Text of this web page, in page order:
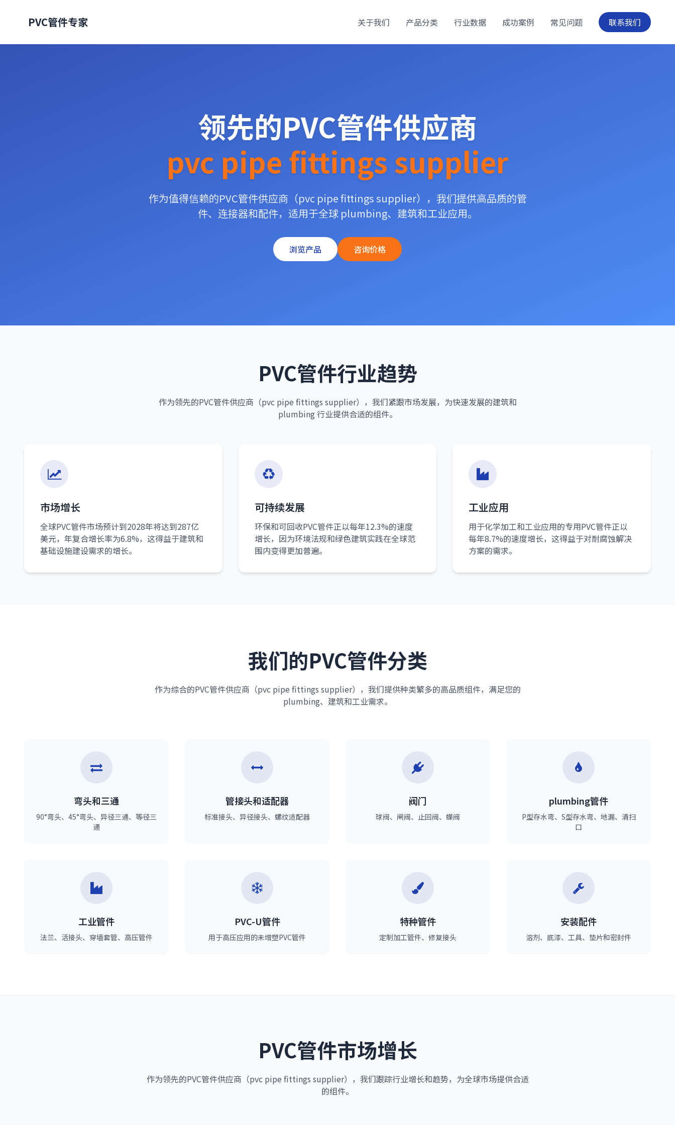
PVC管件专家 关于我们 产品分类 行业数据 成功案例 常见问题 联系我们
领先的PVC管件供应商
pvc pipe fittings supplier
作为值得信赖的PVC管件供应商（pvc pipe fittings supplier），我们提供高品质的管
件、连接器和配件，适用于全球 plumbing、建筑和工业应用。
浏览产品 咨询价格
PVC管件行业趋势
作为领先的PVC管件供应商（pvc pipe fittings supplier），我们紧跟市场发展，为快速发展的建筑和
plumbing 行业提供合适的组件。
市场增长
全球PVC管件市场预计到2028年将达到287亿
美元，年复合增长率为6.8%，这得益于建筑和
基础设施建设需求的增长。
可持续发展
环保和可回收PVC管件正以每年12.3%的速度
增长，因为环境法规和绿色建筑实践在全球范
围内变得更加普遍。
工业应用
用于化学加工和工业应用的专用PVC管件正以
每年8.7%的速度增长，这得益于对耐腐蚀解决
方案的需求。
我们的PVC管件分类
作为综合的PVC管件供应商（pvc pipe fittings supplier），我们提供种类繁多的高品质组件，满足您的
plumbing、建筑和工业需求。
弯头和三通
90°弯头、45°弯头、异径三通、等径三
通
管接头和适配器
标准接头、异径接头、螺纹适配器
阀门
球阀、闸阀、止回阀、蝶阀
plumbing管件
P型存水弯、S型存水弯、地漏、清扫
口
工业管件
法兰、活接头、穿墙套管、高压管件
PVC-U管件
用于高压应用的未增塑PVC管件
特种管件
定制加工管件、修复接头
安装配件
溶剂、底漆、工具、垫片和密封件
PVC管件市场增长
作为领先的PVC管件供应商（pvc pipe fittings supplier），我们跟踪行业增长和趋势，为全球市场提供合适
的组件。